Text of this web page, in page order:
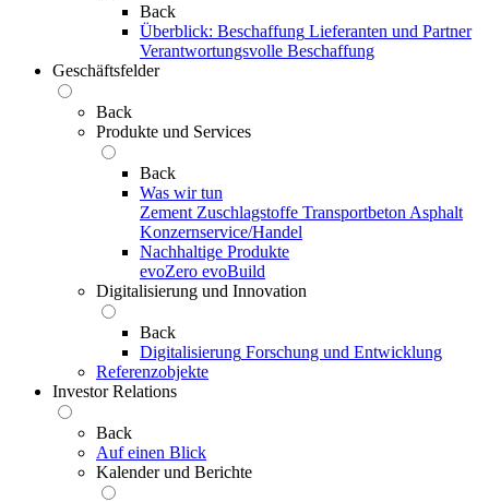
Back
Überblick: Beschaffung Lieferanten und Partner
Verantwortungsvolle Beschaffung
Geschäftsfelder
Back
Produkte und Services
Back
Was wir tun
Zement Zuschlagstoffe Transportbeton Asphalt
Konzernservice/Handel
Nachhaltige Produkte
evoZero evoBuild
Digitalisierung und Innovation
Back
Digitalisierung Forschung und Entwicklung
Referenzobjekte
Investor Relations
Back
Auf einen Blick
Kalender und Berichte